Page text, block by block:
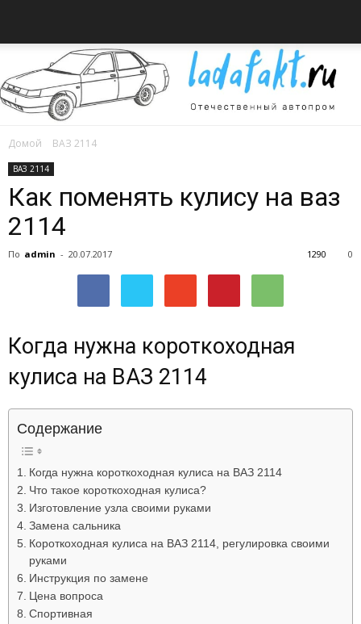
автомобилях
Лада
Домой ВАЗ 2114
ВАЗ 2114
Как поменять кулису на ваз
2114
По admin - 20.07.2017 0
1290
Когда нужна короткоходная
кулиса на ВАЗ 2114
Содержание
Когда нужна короткоходная кулиса на ВАЗ 2114
Что такое короткоходная кулиса?
Изготовление узла своими руками
Замена сальника
Короткоходная кулиса на ВАЗ 2114, регулировка своими
руками
Инструкция по замене
Цена вопроса
Спортивная